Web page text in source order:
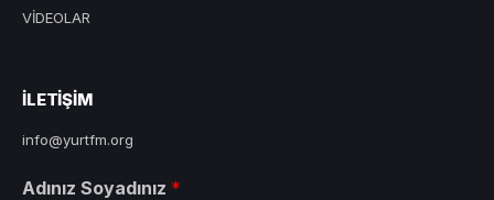
VİDEOLAR
ILETIŞIM
info@yurtfm.org
Adınız Soyadınız *